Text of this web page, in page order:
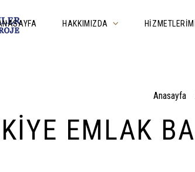
HAKKIMIZDA
Anasayfa
EMLAK